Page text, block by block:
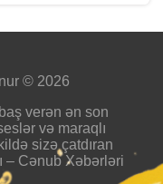
© 2026
verən ən son
və maraqlı
sizə çatdıran
– Cənub Xəbərləri